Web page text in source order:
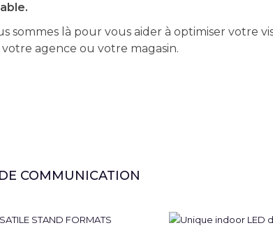
sommes là pour vous aider à optimiser votre
agence ou votre magasin.
COMMUNICATION